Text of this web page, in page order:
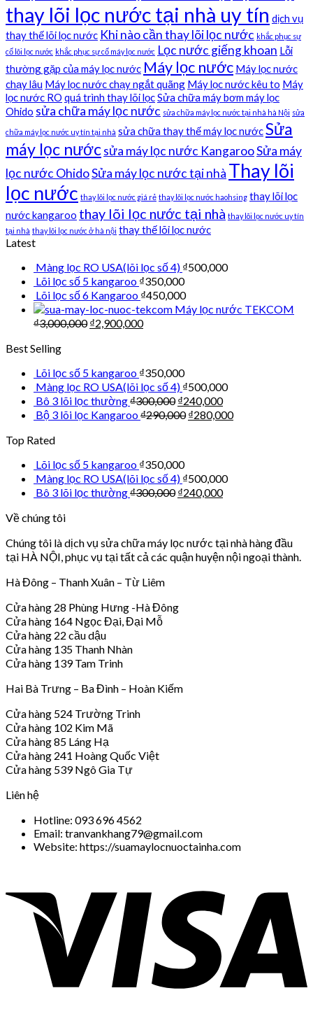
thay lõi lọc nước tại nhà uy tín dịch vụ
thay thế lõi lọc nước Khi nào cần thay lõi lọc nước khắc phục sự
cố lõi lọc nước khắc phục sự cố máy lọc nước Lọc nước giếng khoan Lỗi
thường gặp của máy lọc nước Máy lọc nước Máy lọc nước
chạy lâu Máy lọc nước chạy ngắt quãng Máy lọc nước kêu to Máy
lọc nước RO quá trình thay lõi lọcSửa chữa máy bơm máy lọc
Ohido sửa chữa máy lọc nước sửa chữa máy lọc nước tại nhà hà Nội sửa
chữa máy lọc nước uy tín tại nhà sửa chữa thay thế máy lọc nướcSửa
máy lọc nướcsửa máy lọc nước KangarooSửa máy
lọc nước OhidoSửa máy lọc nước tại nhà Thay lõi
lọc nước thay lõi lọc nước giá rẻ thay lõi lọc nước haohsing thay lõi lọc
nước kangaroo thay lõi lọc nước tại nhà thay lõi lọc nước uy tín
tại nhà thay lõi lọc nước ở hà nội thay thế lõi lọc nước
Latest
Màng lọc RO USA(lõi lọc số 4) ₫500,000
Lõi lọc số 5 kangaroo ₫350,000
Lõi lọc số 6 Kangaroo ₫450,000
Máy lọc nước TEKCOM
₫3,000,000 ₫2,900,000
Best Selling
Lõi lọc số 5 kangaroo ₫350,000
Màng lọc RO USA(lõi lọc số 4) ₫500,000
Bô 3 lõi lọc thường₫300,000 ₫240,000
Bộ 3 lõi lọc Kangaroo₫290,000 ₫280,000
Top Rated
Lõi lọc số 5 kangaroo ₫350,000
Màng lọc RO USA(lõi lọc số 4) ₫500,000
Bô 3 lõi lọc thường₫300,000 ₫240,000
Về chúng tôi
Chúng tôi là dịch vụ sửa chữa máy lọc nước tại nhà hàng đầu
tại HÀ NỘI, phục vụ tại tất cả các quận huyện nội ngoại thành.
Hà Đông – Thanh Xuân – Từ Liêm
Cửa hàng 28 Phùng Hưng -Hà Đông
Cửa hàng 164 Ngọc Đại, Đại Mỗ
Cửa hàng 22 cầu dậu
Cửa hàng 135 Thanh Nhàn
Cửa hàng 139 Tam Trinh
Hai Bà Trưng – Ba Đình – Hoàn Kiếm
Cửa hàng 524 Trường Trinh
Cửa hàng 102 Kim Mã
Cửa hàng 85 Láng Hạ
Cửa hàng 241 Hoàng Quốc Việt
Cửa hàng 539 Ngô Gia Tự
Liên hệ
Hotline: 093 696 4562
Email: tranvankhang79@gmail.com
Website: https://suamaylocnuoctainha.com